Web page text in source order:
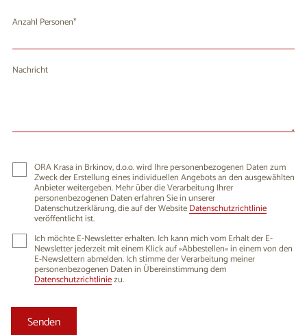
Anzahl Personen
Nachricht
ORA Krasa in Brkinov, d.o.o. wird Ihre personenbezogenen Daten zum
Zweck der Erstellung eines individuellen Angebots an den ausgewählten
Anbieter weitergeben. Mehr über die Verarbeitung Ihrer
personenbezogenen Daten erfahren Sie in unserer
Datenschutzerklärung, die auf der WebsiteDatenschutzrichtlinie
veröffentlicht ist.
Ich möchte E-Newsletter erhalten. Ich kann mich vom Erhalt der E-
Newsletter jederzeit mit einem Klick auf »Abbestellen« in einem von den
E-Newslettern abmelden. Ich stimme der Verarbeitung meiner
personenbezogenen Daten in Übereinstimmung dem
Datenschutzrichtliniezu.